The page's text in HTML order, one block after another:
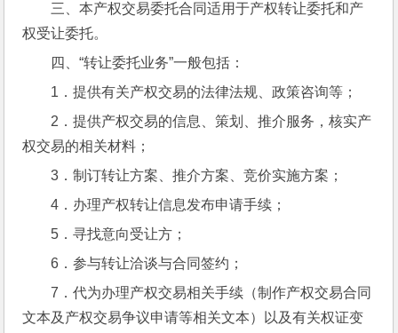
三、本产权交易委托合同适用于产权转让委托和产
权受让委托。
四、“转让委托业务”一般包括：
1．提供有关产权交易的法律法规、政策咨询等；
2．提供产权交易的信息、策划、推介服务，核实产
权交易的相关材料；
3．制订转让方案、推介方案、竞价实施方案；
4．办理产权转让信息发布申请手续；
5．寻找意向受让方；
6．参与转让洽谈与合同签约；
7．代为办理产权交易相关手续（制作产权交易合同
文本及产权交易争议申请等相关文本）以及有关权证变